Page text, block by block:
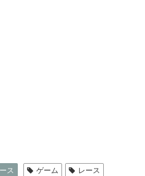
ス ゲーム
レース